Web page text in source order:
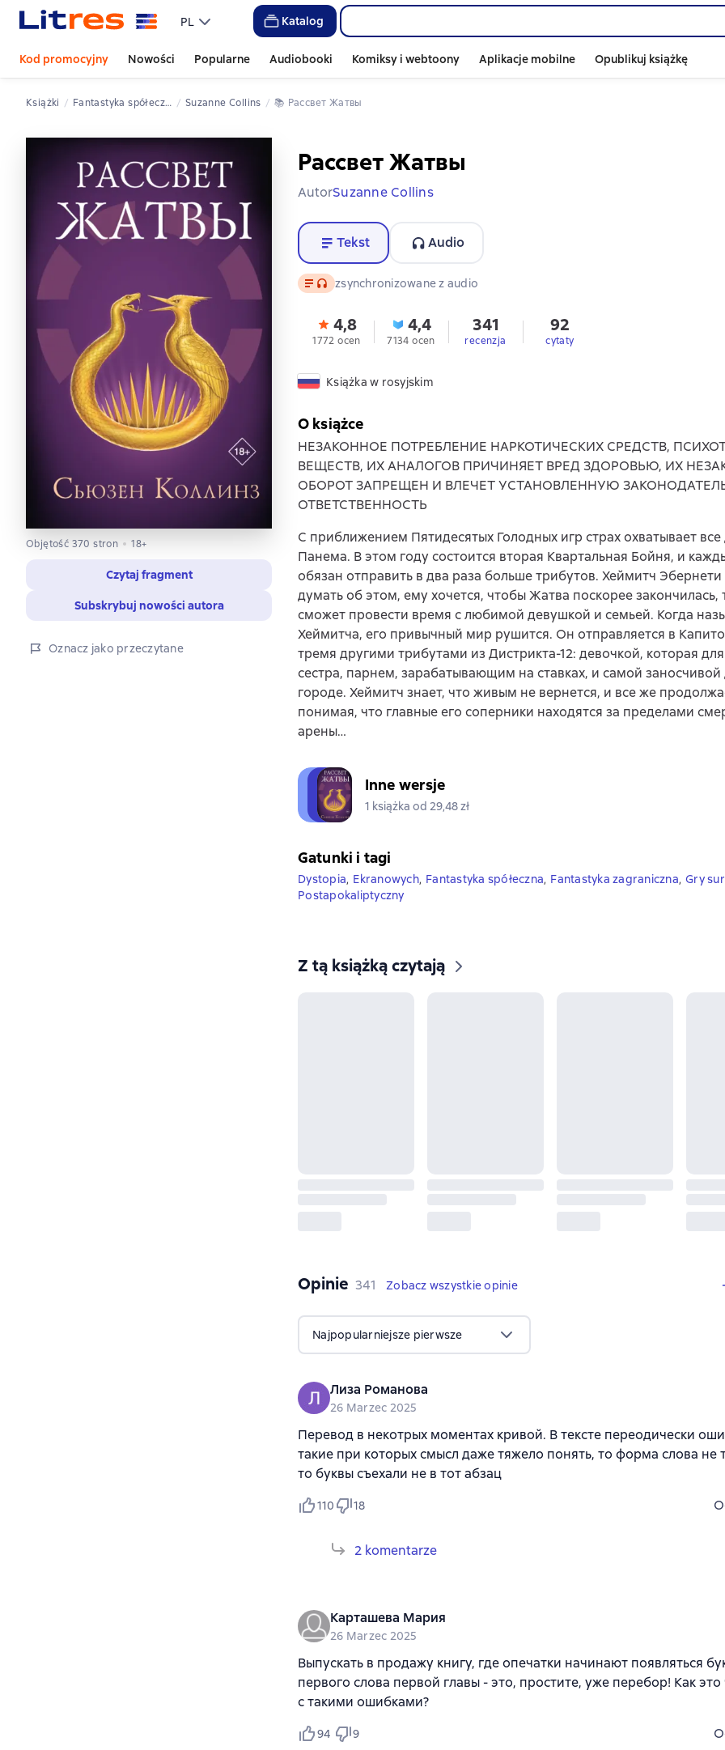
PL Katalog
Kod promocyjny Nowości Popularne Audiobooki Komiksy i webtoony Aplikacje mobilne Opublikuj książkę
Książki fantastyka spółeczna Suzanne Collins 📚 Рассвет Жатвы
Objętość 370 stron 18+
Czytaj fragment
Subskrybuj nowości autora
Oznacz jako przeczytane
Рассвет Жатвы
AutorSuzanne Collins
Tekst Audio
Tekst, format audio dostępny
zsynchronizowane z audio
4,8
1772 ocen
4,4
7134 ocen
341
recenzja
92
cytaty
Książka w rosyjskim
O książce
НЕЗАКОННОЕ ПОТРЕБЛЕНИЕ НАРКОТИЧЕСКИХ СРЕДСТВ,
ВЕЩЕСТВ, ИХ АНАЛОГОВ ПРИЧИНЯЕТ ВРЕД ЗДОРОВЬЮ, ИХ
ОБОРОТ ЗАПРЕЩЕН И ВЛЕЧЕТ УСТАНОВЛЕННУЮ
ОТВЕТСТВЕННОСТЬ
С приближением Пятидесятых Голодных игр страх охватывает все
Панема. В этом году состоится вторая Квартальная Бойня, и
обязан отправить в два раза больше трибутов. Хеймитч Эбернети
думать об этом, ему хочется, чтобы Жатва поскорее закончилась,
сможет провести время с любимой девушкой и семьей. Когда
Хеймитча, его привычный мир рушится. Он отправляется в
тремя другими трибутами из Дистрикта-12: девочкой, которая для
сестра, парнем, зарабатывающим на ставках, и самой
городе. Хеймитч знает, что живым не вернется, и все же
понимая, что главные его соперники находятся за пределами
арены…
Inne wersje
1 książka od 29,48 zł
Gatunki i tagi
Dystopia, Ekranowych, Fantastyka spółeczna, Fantastyka zagraniczna, Gry
Postapokaliptyczny
Z tą książką czytają
Opinie 341 opinie
341 Zobacz wszystkie opinie
Najpopularniejsze pierwsze
Лиза Романова
26 Marzec 2025
Перевод в некотрых моментах кривой. В тексте переодически
такие при которых смысл даже тяжело понять, то форма слова не
то буквы съехали не в тот абзац
110 18
2 komentarze
Карташева Мария
26 Marzec 2025
Выпускать в продажу книгу, где опечатки начинают появляться
первого слова первой главы - это, простите, уже перебор! Как
с такими ошибками?
94 9